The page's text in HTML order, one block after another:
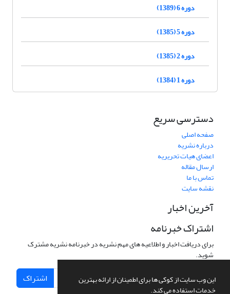
این وب سایت از کوکی ها برای اطمینان از ارائه بهترین
خدمات استفاده می کند.
دوره 6 (1389)
دوره 5 (1385)
دوره 2 (1385)
دوره 1 (1384)
دسترسی سریع
صفحه اصلی
درباره نشریه
اعضای هیات تحریریه
ارسال مقاله
تماس با ما
نقشه سایت
آخرین اخبار
اشتراک خبرنامه
برای دریافت اخبار و اطلاعیه های مهم نشریه در خبرنامه نشریه مشترک
شوید.
اشتراک